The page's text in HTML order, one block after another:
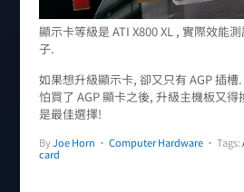
顯示卡等級是 ATI X800 XL , 實際效能
子.
如果想升級顯示卡, 卻又只有 AGP 插槽.
怕買了 AGP 顯卡之後, 升級主機板又
是最佳選擇!
ByJoe Horn • Computer Hardware • Tags:
card